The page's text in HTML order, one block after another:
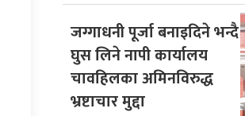
जग्गाधनी पूर्जा बनाइदिने भन्दै
घुस लिने नापी कार्यालय
चावहिलका अमिनविरुद्ध
भ्रष्टाचार मुद्दा